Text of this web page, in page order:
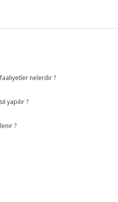
nelerdir ?
yapılır ?
?